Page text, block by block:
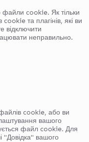
cookie. Як тільки
та плагінів, які ви
відключити
неправильно.
cookie, або ви
вашого
файл cookie. Для
"Довідка" вашого